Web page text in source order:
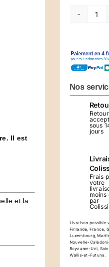
Il est
et la
de
Soie
Nos
sous
jours
Frais
votre
moins
par
Livraison possible
Finlande, France,
Luxembourg,
Nouvelle-
Royaume-Uni,
Wallis-et-Futuna.